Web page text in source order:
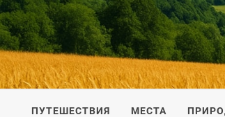
ПУТЕШЕСТВИЕ ПО УКРАИНЕ
ПУТЕШЕСТВИЯ МЕСТА